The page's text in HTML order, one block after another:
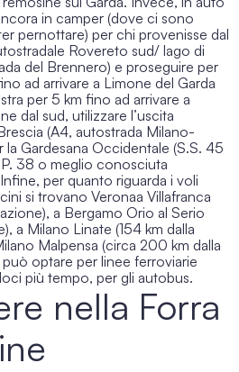
in camper (dove ci sono
pernottare) per chi provenisse dal
Rovereto sud/ lago di
del Brennero) e proseguire per
ad arrivare a Limone del Garda
per 5 km fino ad arrivare a
dal sud, utilizzare l’uscita
(A4, autostrada Milano-
la Gardesana Occidentale (S.S. 45
38 o meglio conosciuta
per quanto riguarda i voli
si trovano Veronaa Villafranca
a Bergamo Orio al Serio
a Milano Linate (154 km dalla
Malpensa (circa 200 km dalla
optare per linee ferroviarie
più tempo, per gli autobus.
nella Forra